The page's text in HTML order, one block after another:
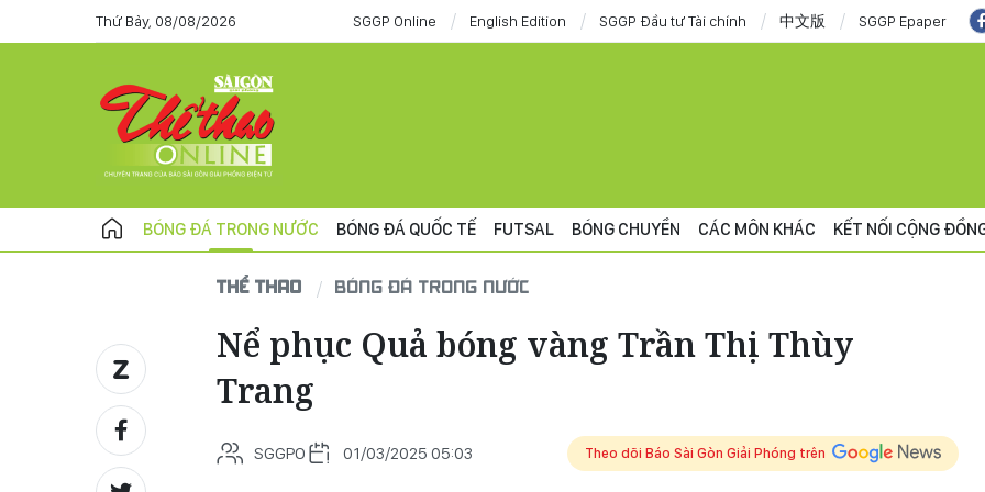
Thứ Bảy, 08/08/2026 SGGP Online English Edition SGGP Đầu tư Tài chính 中文版 SGGP Epaper
BÓNG ĐÁ TRONG NƯỚC BÓNG ĐÁ QUỐC TẾ FUTSAL BÓNG CHUYỀN CÁC MÔN KHÁC KẾT NỐI CỘNG
THỂ THAO BÓNG ĐÁ TRONG NƯỚC
Nể phục Quả bóng vàng Trần Thị Thùy
Trang
SGGPO 01/03/2025 05:03 Theo dõi Báo Sài Gòn Giải Phóng trên